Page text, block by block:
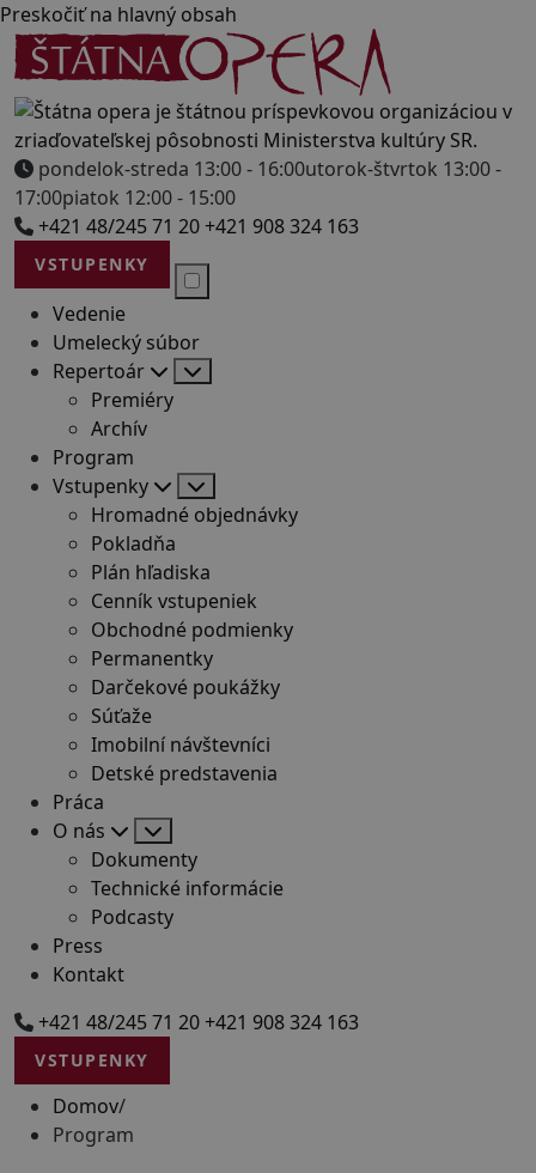
Preskočiť na hlavný obsah
pondelok-streda 13:00 - 16:00utorok-štvrtok 13:00 -
17:00piatok 12:00 - 15:00
+421 48/245 71 20+421 908 324 163
VSTUPENKY
Vedenie
Umelecký súbor
Repertoár
Premiéry
Archív
Program
Vstupenky
Hromadné objednávky
Pokladňa
Plán hľadiska
Cenník vstupeniek
Obchodné podmienky
Permanentky
Darčekové poukážky
Súťaže
Imobilní návštevníci
Detské predstavenia
Práca
O nás
Dokumenty
Technické informácie
Podcasty
Press
Kontakt
+421 48/245 71 20+421 908 324 163
VSTUPENKY
Domov/
Program